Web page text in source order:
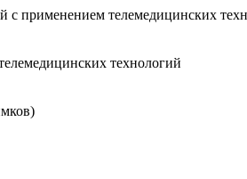
с применением телемедицинских
технологий